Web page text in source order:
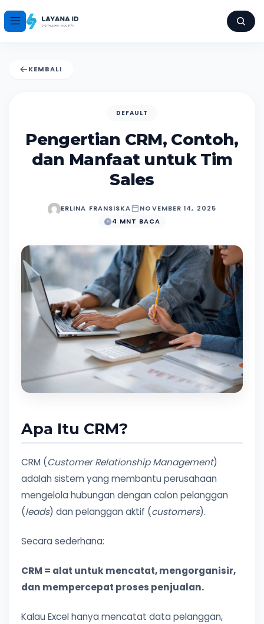
KEMBALI
DEFAULT
Pengertian CRM, Contoh,
dan Manfaat untuk Tim
Sales
ERLINA FRANSISKA
NOVEMBER 14, 2025
4 MNT BACA
Apa Itu CRM?
CRM (Customer Relationship Management)
adalah sistem yang membantu perusahaan
mengelola hubungan dengan calon pelanggan
(leads) dan pelanggan aktif (customers).
Secara sederhana:
CRM = alat untuk mencatat, mengorganisir,
dan mempercepat proses penjualan.
Kalau Excel hanya mencatat data pelanggan,